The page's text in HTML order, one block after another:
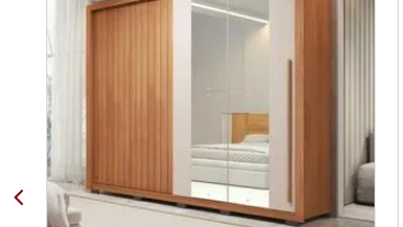
- Proteja a superfície do móvel de objetos
Observações importantes:
- Produto para uso residencial em ambiente
- Pode haver alguma diferença de tonalidade
- As imagens são meramente ilustrativas, não
- Ao receber a mercadoria, o cliente deve
- Montagem, desmontagem e outras
transporte por guincho em apartamentos.